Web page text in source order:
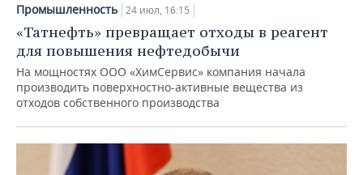
Промышленность 24 июл, 16:15
«Татнефть» превращает отходы в реагент
для повышения нефтедобычи
На мощностях ООО «ХимСервис» компания начала
производить поверхностно-активные вещества из
отходов собственного производства